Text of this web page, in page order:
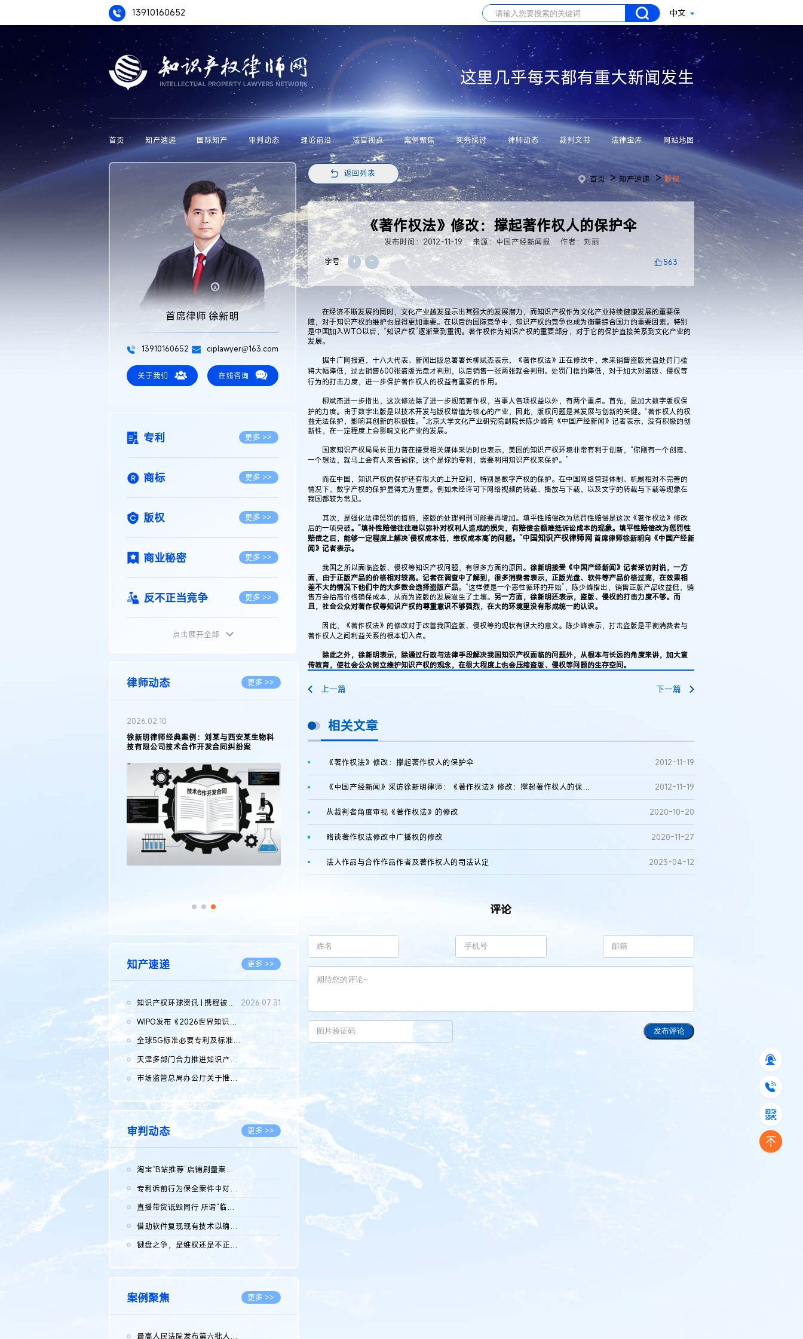
13910160652 中文
这里几乎每天都有重大新闻发生
首页 知产速递 国际知产 审判动态 理论前沿 法官视点 案例聚焦 实务探讨 律师动态 裁判文书 法律宝库 网站地图
首席律师 徐新明
13910160652 ciplawyer@163.com
关于我们 在线咨询
专利 更多 >>
商标 更多 >>
版权 更多 >>
商业秘密 更多 >>
反不正当竞争 更多 >>
植物新品种
地理标志 更多 >>
集成电路布图设计
传统文化 更多 >>
点击展开全部
律师动态 更多 >>
2026.02.10
徐新明律师经典案例：刘某与西安某生物科
技有限公司技术合作开发合同纠纷案
知产速递 更多 >>
知识产权环球资讯 | 携程被市监总局罚51.79亿；瑞幸泰国商标案上...
2026.07.31
WIPO发布《2026世界知识产权报告》 含报告全文
全球5G标准必要专利及标准提案研究报告（2026年）全文发布
天津多部门合力推进知识产权保护工作
2026.08.05
市场监管总局办公厅关于推广第一批全国商业秘密保护创新试点典型...
2026.08.05
审判动态 更多 >>
淘宝“B站推荐”店铺刷量案维持原判，两被告连带赔偿150万元
专利诉前行为保全案件中对仿制药申请人曾作出三类声明的考量及违...
直播带货诋毁同行 所谓“临场发挥”不免责
借助软件复现现有技术以确认相关参数特征是否被公开
键盘之争，是维权还是不正当竞争？
案例聚焦 更多 >>
最高人民法院发布第六批人民法院种业知识产权司法保护典型案例 含...
返回列表
首页 >知产速递 >版权
《著作权法》修改：撑起著作权人的保护伞
发布时间：2012-11-19 来源：中国产经新闻报
作者：刘丽
字号:
+ - 563
在经济不断发展的同时，文化产业越发显示出其强大的发展潜力，而知识产权作为文化产业持续健康发展的重要保
障，对于知识产权的维护也显得更加重要。在以后的国际竞争中，知识产权的竞争也成为衡量综合国力的重要因素。特别
是中国加入WTO以后，“知识产权”逐渐受到重视。著作权作为知识产权的重要部分，对于它的保护直接关系到文化产业的
发展。
据中广网报道，十八大代表、新闻出版总署署长柳斌杰表示，《著作权法》正在修改中，未来销售盗版光盘处罚门槛
将大幅降低，过去销售600张盗版光盘才判刑，以后销售一张两张就会判刑。处罚门槛的降低，对于加大对盗版、侵权等
行为的打击力度，进一步保护著作权人的权益有重要的作用。
柳斌杰进一步指出，这次修法除了进一步规范著作权，当事人各项权益以外，有两个重点。首先，是加大数字版权保
护的力度。由于数字出版是以技术开发与版权增值为核心的产业，因此，版权问题是其发展与创新的关键。“著作权人的权
益无法保护，影响其创新的积极性。”北京大学文化产业研究院副院长陈少峰向《中国产经新闻》记者表示，没有积极的创
新性，在一定程度上会影响文化产业的发展。
国家知识产权局局长田力普在接受相关媒体采访时也表示，美国的知识产权环境非常有利于创新，“你刚有一个创意、
一个想法，就马上会有人来告诫你，这个是你的专利，需要利用知识产权来保护。”
而在中国，知识产权的保护还有很大的上升空间，特别是数字产权的保护。在中国网络管理体制、机制相对不完善的
情况下，数字产权的保护显得尤为重要。例如未经许可下网络视频的转载、播放与下载，以及文字的转载与下载等现象在
我国都较为常见。
其次，是强化法律惩罚的措施，盗版的处理判刑可能要再增加。填平性赔偿改为惩罚性赔偿是这次《著作权法》修改
后的一项突破。“填补性赔偿往往难以弥补对权利人造成的损失，有赔偿金额难抵诉讼成本的现象。填平性赔偿改为惩罚性
赔偿之后，能够一定程度上解决‘侵权成本低，维权成本高’的问题。”中国知识产权律师网首席律师徐新明向《中国产经新
闻》记者表示。
我国之所以面临盗版、侵权等知识产权问题，有很多方面的原因。 徐新明接受《中国产经新闻》记者采访时说，一方
面，由于正版产品的价格相对较高。记者在调查中了解到，很多消费者表示，正版光盘、软件等产品价格过高，在效果相
差不大的情况下他们中的大多数会选择盗版产品。“这样便是一个恶性循环的开始”，陈少峰指出，销售正版产品收益低，销
售方会抬高价格确保成本，从而为盗版的发展滋生了土壤。 另一方面，徐新明还表示，盗版、侵权的打击力度不够。而
且，社会公众对著作权等知识产权的尊重意识不够强烈，在大的环境里没有形成统一的认识。
因此，《著作权法》的修改对于改善我国盗版、侵权等的现状有很大的意义。陈少峰表示，打击盗版是平衡消费者与
著作权人之间利益关系的根本切入点。
除此之外，徐新明表示，除通过行政与法律手段解决我国知识产权面临的问题外，从根本与长远的角度来讲，加大宣
传教育，使社会公众树立维护知识产权的观念，在很大程度上也会压缩盗版、侵权等问题的生存空间。
上一篇 下一篇
相关文章
《著作权法》修改：撑起著作权人的保护伞 2012-11-19
《中国产经新闻》采访徐新明律师：《著作权法》修改：撑起著作权人的保护伞 2012-11-19
从裁判者角度审视《著作权法》的修改 2020-10-20
略谈著作权法修改中广播权的修改 2020-11-27
法人作品与合作作品作者及著作权人的司法认定 2023-04-12
评论
发布评论